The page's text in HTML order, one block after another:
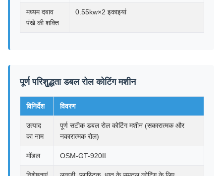
मध्यम दबाव
पंखे की शक्ति
0.55kw×2 इकाइयां
पूर्ण परिशुद्धता डबल रोल कोटिंग मशीन
विनिर्देश विवरण
उत्पाद
का नाम
पूर्ण सटीक डबल रोल कोटिंग मशीन (सकारात्मक और
नकारात्मक रोल)
मॉडल OSM-GT-920II